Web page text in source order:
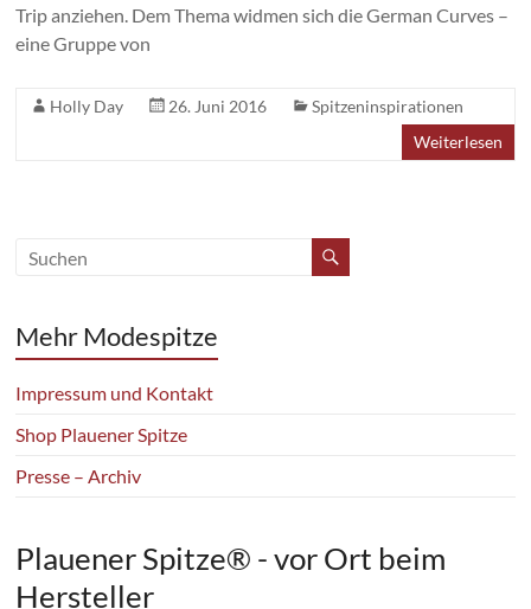
Trip anziehen. Dem Thema widmen sich die German Curves –
eine Gruppe von
Holly Day 26. Juni 2016
Spitzeninspirationen
Weiterlesen
Mehr Modespitze
Impressum und Kontakt
Shop Plauener Spitze
Presse – Archiv
Plauener Spitze® - vor Ort beim
Hersteller